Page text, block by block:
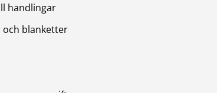
handlingar
och blanketter